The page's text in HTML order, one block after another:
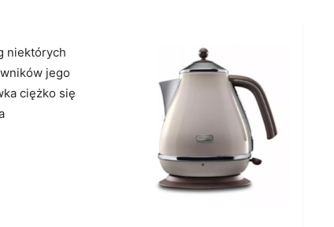
niektórych
jego
ciężko się